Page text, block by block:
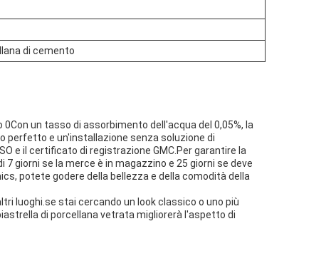
di cemento
un tasso di assorbimento dell'acqua del 0,05%, la
perfetto e un'installazione senza soluzione di
e il certificato di registrazione GMC.Per garantire la
giorni se la merce è in magazzino e 25 giorni se deve
potete godere della bellezza e della comodità della
luoghi.se stai cercando un look classico o uno più
di porcellana vetrata migliorerà l'aspetto di